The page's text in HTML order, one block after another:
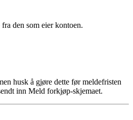
den som eier kontoen.
husk å gjøre dette før meldefristen
inn Meld forkjøp-skjemaet.